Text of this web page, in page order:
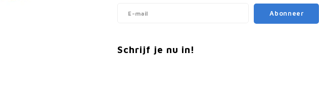
Abonneer
Schrijf je nu in!